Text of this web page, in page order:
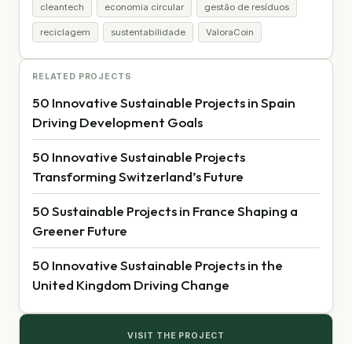
cleantech economia circular gestão de resíduos
reciclagem sustentabilidade ValoraCoin
RELATED PROJECTS
50 Innovative Sustainable Projects in Spain
Driving Development Goals
50 Innovative Sustainable Projects
Transforming Switzerland’s Future
50 Sustainable Projects in France Shaping a
Greener Future
50 Innovative Sustainable Projects in the
United Kingdom Driving Change
VISIT THE PROJECT